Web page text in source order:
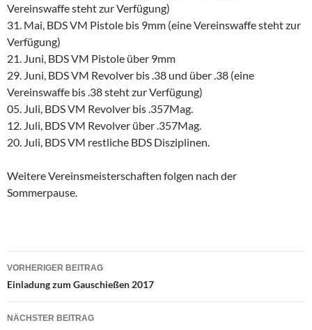
Vereinswaffe steht zur Verfügung)
31. Mai, BDS VM Pistole bis 9mm (eine Vereinswaffe steht zur
Verfügung)
21. Juni, BDS VM Pistole über 9mm
29. Juni, BDS VM Revolver bis .38 und über .38 (eine
Vereinswaffe bis .38 steht zur Verfügung)
05. Juli, BDS VM Revolver bis .357Mag.
12. Juli, BDS VM Revolver über .357Mag.
20. Juli, BDS VM restliche BDS Disziplinen.
Weitere Vereinsmeisterschaften folgen nach der
Sommerpause.
Beitragsnavigation
VORHERIGER BEITRAG
Einladung zum Gauschießen 2017
NÄCHSTER BEITRAG